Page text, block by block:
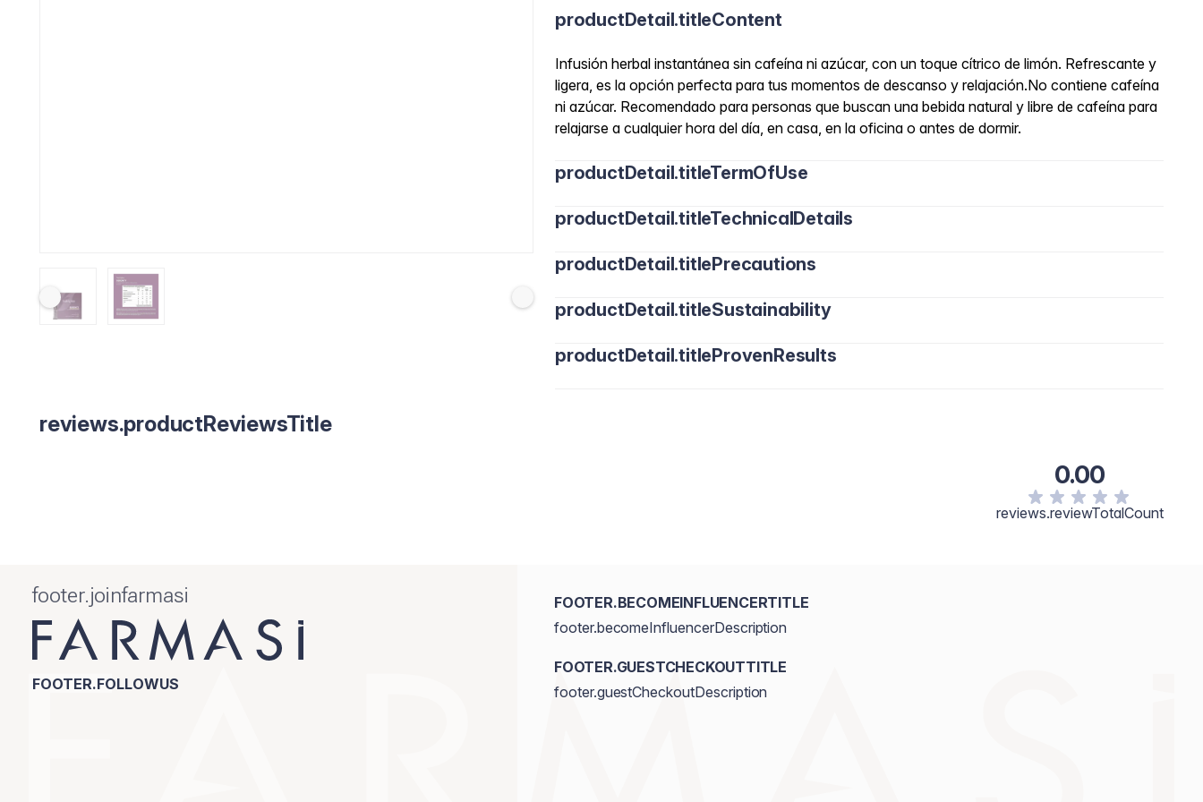
productDetail.titleContent
Infusión herbal instantánea sin cafeína ni azúcar, con un toque cítrico de limón. Refrescante y
ligera, es la opción perfecta para tus momentos de descanso y relajación.No contiene cafeína
ni azúcar. Recomendado para personas que buscan una bebida natural y libre de cafeína para
relajarse a cualquier hora del día, en casa, en la oficina o antes de dormir.
productDetail.titleTermOfUse
productDetail.titleTechnicalDetails
productDetail.titlePrecautions
productDetail.titleSustainability
productDetail.titleProvenResults
reviews.productReviewsTitle
0.00
reviews.reviewTotalCount
footer.joinfarmasi
FOOTER.FOLLOWUS
FOOTER.BECOMEINFLUENCERTITLE
footer.becomeInfluencerDescription
FOOTER.GUESTCHECKOUTTITLE
footer.guestCheckoutDescription